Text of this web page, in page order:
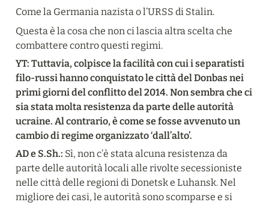
Come la Germania nazista o l’URSS di Stalin.
Questa è la cosa che non ci lascia altra scelta che
combattere contro questi regimi.
YT: Tuttavia, colpisce la facilità con cui i separatisti
filo-russi hanno conquistato le città del Donbas nei
primi giorni del conflitto del 2014. Non sembra che ci
sia stata molta resistenza da parte delle autorità
ucraine. Al contrario, è come se fosse avvenuto un
cambio di regime organizzato ‘dall’alto’.
AD e S.Sh.: Sì, non c’è stata alcuna resistenza da
parte delle autorità locali alle rivolte secessioniste
nelle città delle regioni di Donetsk e Luhansk. Nel
migliore dei casi, le autorità sono scomparse e si